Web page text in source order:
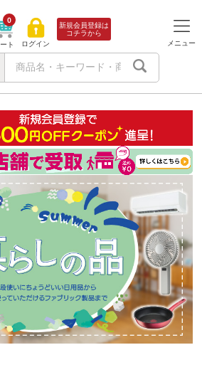
ト
0
ログイン
新規会員登録は
コチラから
メニュー